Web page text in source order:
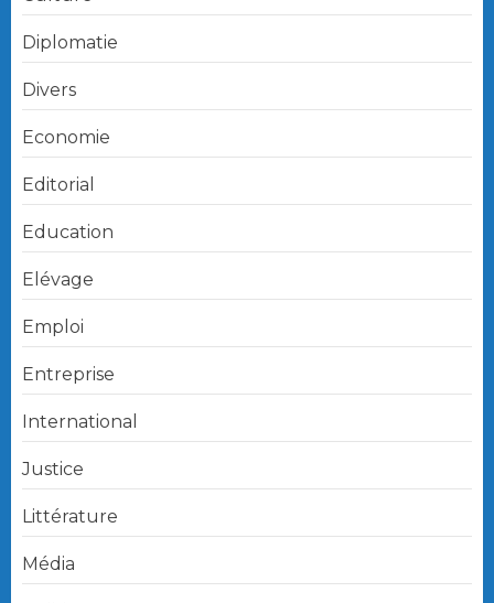
Diplomatie
Divers
Economie
Editorial
Education
Elévage
Emploi
Entreprise
International
Justice
Littérature
Média